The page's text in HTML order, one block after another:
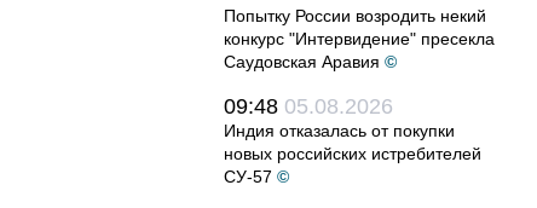
Попытку России возродить некий
конкурс "Интервидение" пресекла
Саудовская Аравия ©
09:48 05.08.2026
Индия отказалась от покупки
новых российских истребителей
СУ-57 ©